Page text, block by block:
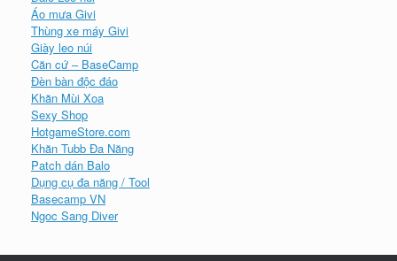
Áo mưa Givi
Thùng xe máy Givi
Giày leo núi
Căn cứ – BaseCamp
Đèn bàn độc đáo
Khăn Mùi Xoa
Sexy Shop
HotgameStore.com
Khăn Tubb Đa Năng
Patch dán Balo
Dụng cụ đa năng / Tool
Basecamp VN
Ngoc Sang Diver